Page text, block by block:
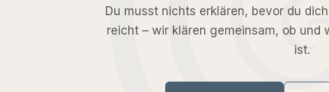
Du musst nichts erklären, bevor du
reicht – wir klären gemeinsam, ob und
ist.